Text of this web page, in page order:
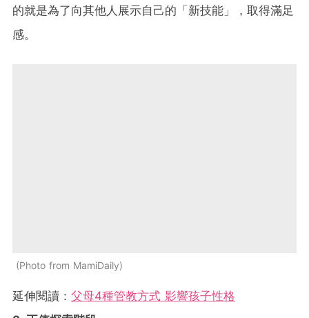
的就是為了向其他人展示自己的「新技能」，取得滿足
感。
Photo from MamiDaily
延伸閱讀： 父母4種管教方式 影響孩子性格